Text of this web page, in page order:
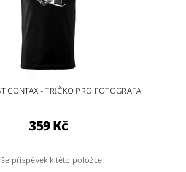
CONTAX - TRIČKO PRO FOTOGRAFA
359 Kč
příspěvek k této položce.